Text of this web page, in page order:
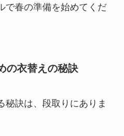
で春の準備を始めてくだ
の衣替えの秘訣
秘訣は、段取りにありま